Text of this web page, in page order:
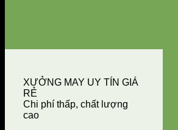
XƯỞNG MAY UY TÍN GIÁ
RẺ
Chi phí thấp, chất lượng
cao